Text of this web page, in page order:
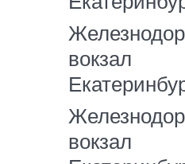
вокзал
вокзал